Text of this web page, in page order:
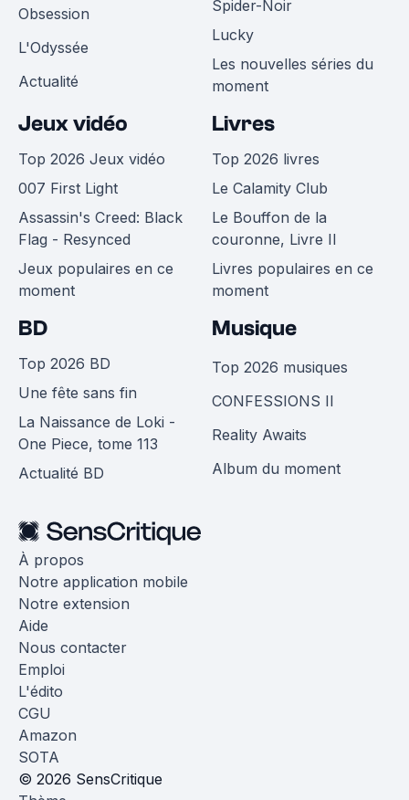
Obsession
L'Odyssée
Actualité
Spider-Noir
Lucky
Les nouvelles séries du
moment
Jeux vidéo
Top 2026 Jeux vidéo
007 First Light
Assassin's Creed: Black
Flag - Resynced
Jeux populaires en ce
moment
Livres
Top 2026 livres
Le Calamity Club
Le Bouffon de la
couronne, Livre II
Livres populaires en ce
moment
BD
Top 2026 BD
Une fête sans fin
La Naissance de Loki -
One Piece, tome 113
Actualité BD
Musique
Top 2026 musiques
CONFESSIONS II
Reality Awaits
Album du moment
À propos
Notre application mobile
Notre extension
Aide
Nous contacter
Emploi
L'édito
CGU
Amazon
SOTA
© 2026 SensCritique